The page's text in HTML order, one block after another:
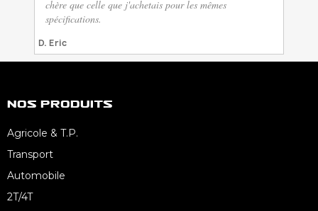
chère que celle que j'achetais pour les mêmes
spécifications.
D. Eric
Nos Produits
Agricole & T.P.
Transport
Automobile
2T/4T